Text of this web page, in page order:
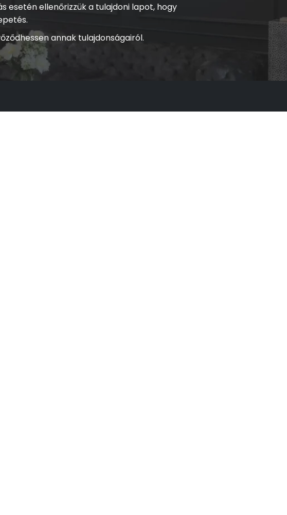
esetén ellenőrizzük a tulajdoni lapot, hogy
annak tulajdonságairól.